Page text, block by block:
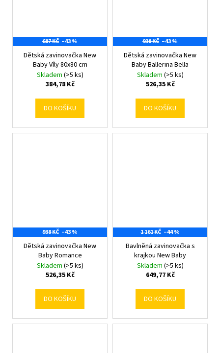
687 KČ –43 %
Dětská zavinovačka New
Baby Víly 80x80 cm
Skladem (>5 ks)
384,78 Kč
DO KOŠÍKU
938 KČ –43 %
Dětská zavinovačka New
Baby Ballerina Bella
Skladem (>5 ks)
526,35 Kč
DO KOŠÍKU
938 KČ –43 %
Dětská zavinovačka New
Baby Romance
Skladem (>5 ks)
526,35 Kč
DO KOŠÍKU
1 161 KČ –44 %
Bavlněná zavinovačka s
krajkou New Baby
Skladem (>5 ks)
649,77 Kč
DO KOŠÍKU